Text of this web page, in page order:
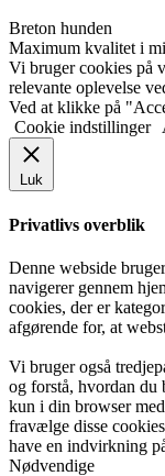
Breton hunden
Maximum kvalitet i
Vi bruger cookies på
relevante oplevelse
Ved at klikke på
Cookie indstillinger
Luk
Privatlivs overblik
Denne webside
navigerer gennem
cookies, der er
afgørende for, at
Vi bruger også
og forstå, hvordan du
kun i din browser
fravælge disse
have en indvirkning
Nødvendige